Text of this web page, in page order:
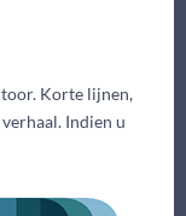
Korte lijnen,
Indien u